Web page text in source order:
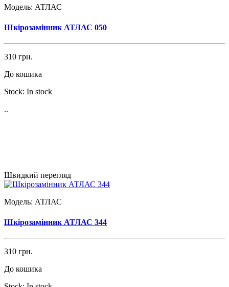
Модель: АТЛАС
Шкірозамінник АТЛАС 050
310 грн.
До кошика
Stock: In stock
..
Швидкий перегляд
Модель: АТЛАС
Шкірозамінник АТЛАС 344
310 грн.
До кошика